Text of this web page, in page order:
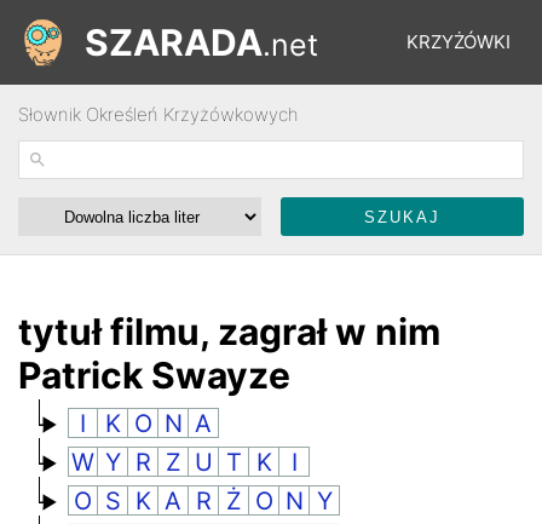
KRZYŻÓWKI
ŁAMIGŁÓWKI
SZARADA.net
Słownik Określeń Krzyżówkowych
tytuł filmu, zagrał w nim
Patrick Swayze
I K O N A
W Y R Z U T K
I
O S K A R Ż O N Y